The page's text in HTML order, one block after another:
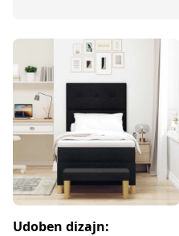
Udoben dizajn: